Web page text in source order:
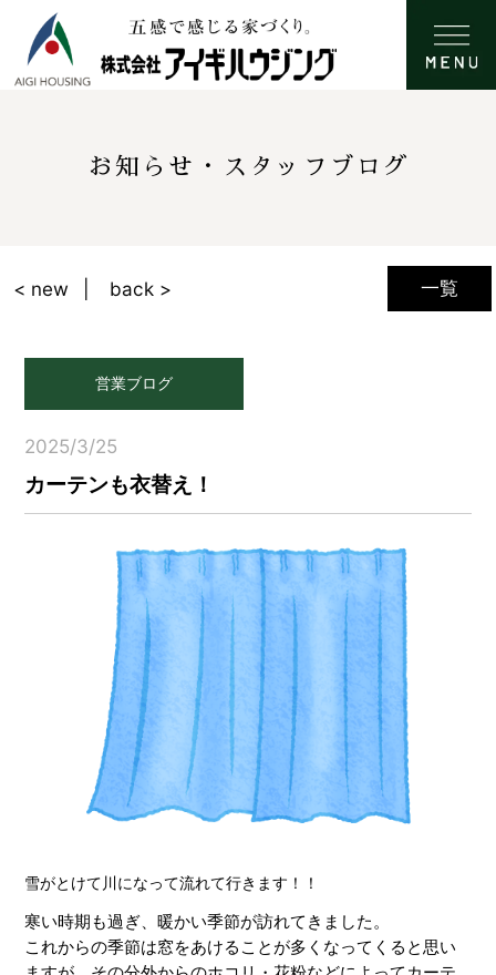
お知らせ・スタッフブログ
一覧
< new back >
営業ブログ
2025/3/25
カーテンも衣替え！
雪がとけて川になって流れて行きます！！
寒い時期も過ぎ、暖かい季節が訪れてきました。
これからの季節は窓をあけることが多くなってくると思い